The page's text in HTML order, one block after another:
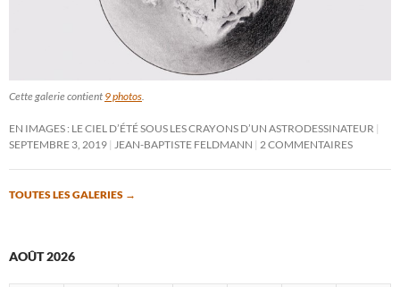
Cette galerie contient 9 photos
EN IMAGES : LE CIEL D’ÉTÉ SOUS LES CRAYONS D’UN ASTRODESSINATEUR
SEPTEMBRE 3, 2019
JEAN-BAPTISTE FELDMANN 2 COMMENTAIRES
TOUTES LES GALERIES →
AOÛT 2026